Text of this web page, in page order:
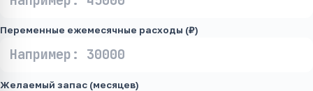
Переменные ежемесячные расходы (₽)
Желаемый запас (месяцев)